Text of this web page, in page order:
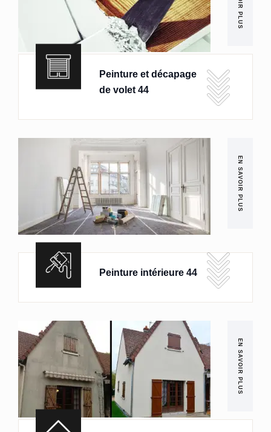
Peinture et décapage
de volet 44
EN SAVOIR PLUS
Peinture intérieure 44
EN SAVOIR PLUS